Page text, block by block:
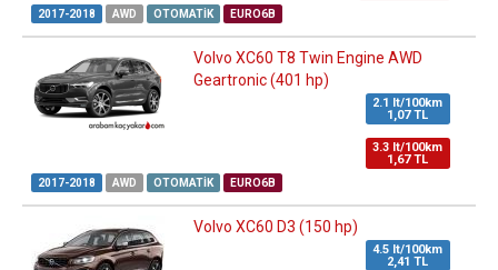
2017-2018 AWD OTOMATIK EURO6B
Volvo XC60 T8 Twin Engine AWD
Geartronic (401 hp)
2.1 lt/100km
1,07 TL
3.3 lt/100km
1,67 TL
2017-2018 AWD OTOMATIK EURO6B
Volvo XC60 D3 (150 hp)
4.5 lt/100km
2,41 TL